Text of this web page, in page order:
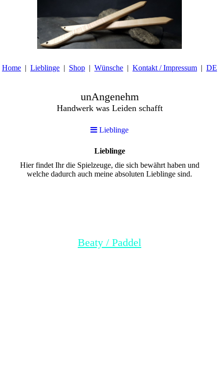
Home Lieblinge Shop Wünsche Kontakt / Impressum DE
unAngenehm
Handwerk was Leiden schafft
Lieblinge
Lieblinge
Hier findet Ihr die Spielzeuge, die sich bewährt haben und
welche dadurch auch meine absoluten Lieblinge sind.
Beaty / Paddel